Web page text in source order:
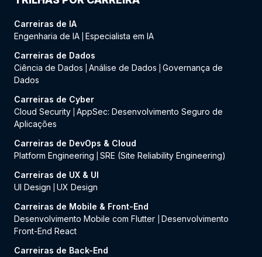
Carreiras de IA
Engenharia de IA Especialista em IA
Carreiras de Dados
Ciência de Dados
Análise de Dados
Governança de
Dados
Carreiras de Cyber
Cloud Security AppSec: Desenvolvimento Seguro de
Aplicações
Carreiras de DevOps & Cloud
Platform Engineering
SRE (Site Reliability Engineering)
Carreiras de UX & UI
UI Design
UX Design
Carreiras de Mobile & Front-End
Desenvolvimento Mobile com Flutter
Desenvolvimento
Front-End React
Carreiras de Back-End